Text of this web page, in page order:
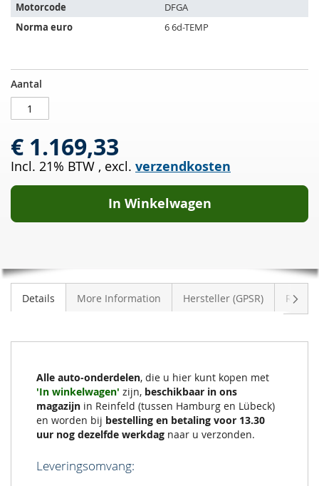
Motorcode
DFGA
Norma euro
6 6d-TEMP
Roetfilter
met
AUDI
A3
Limousine
40
(8VS
OP
VOORRAAD
Aantal
€ 1.169,33
Incl. 21% BTW , excl. verzendkosten
In Winkelwagen
Details More Information Hersteller (GPSR)
Alle auto-onderdelen, die u hier kunt kopen met
'In winkelwagen' zijn, beschikbaar in ons
magazijn in Reinfeld (tussen Hamburg en Lübeck)
en worden bij bestelling en betaling voor 13.30
uur nog dezelfde werkdag naar u verzonden.
Leveringsomvang: